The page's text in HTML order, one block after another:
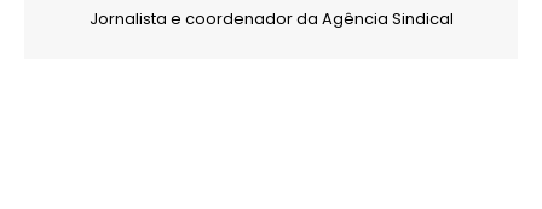
Jornalista e coordenador da Agência Sindical